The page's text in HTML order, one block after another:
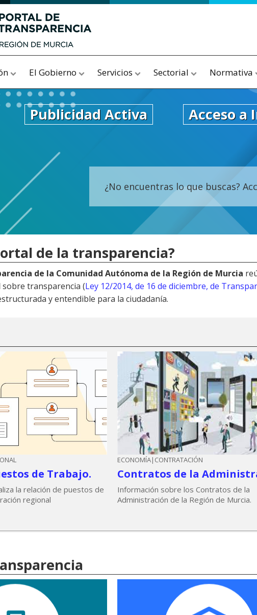
El Gobierno Servicios Sectorial Normativa
Publicidad Activa Acceso a
¿No encuentras lo que buscas?
de la transparencia?
de la Comunidad Autónoma de la Región de Murcia
transparencia (Ley 12/2014, de 16 de diciembre, de
y entendible para la ciudadanía.
de Trabajo.
la relación de puestos de
regional
ECONOMÍA|CONTRATACIÓN
Contratos de la
Información sobre los Contratos de la
Administración de la Región de Murcia.